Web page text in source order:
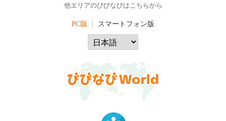
他エリアのびびなびはこちらから
PC版 スマートフォン版